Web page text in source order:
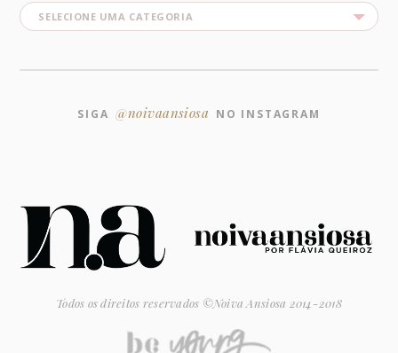
SIGA @noivaansiosa NO INSTAGRAM
Todos os direitos reservados ©Noiva Ansiosa 2014-2018